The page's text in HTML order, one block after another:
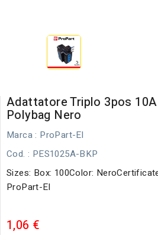
Adattatore Triplo 3pos
Polybag Nero
Marca : ProPart-El
Cod. : PES1025A-BKP
Sizes: Box: 100Color:
ProPart-El
1,06 €